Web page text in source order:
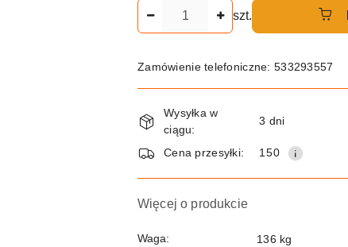
szt.
Zamówienie telefoniczne: 533293557
Dostępność
i
dostawa
Wysyłka w
ciągu:
3 dni
Cena przesyłki: 150
Więcej o produkcie
Waga: 136 kg